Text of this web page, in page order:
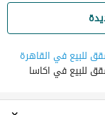
للبيع في القاهرة
للبيع في اكاسا